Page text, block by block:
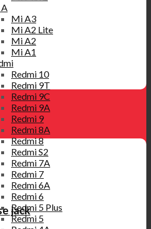
Mi A3
Mi A2 Lite
Mi A2
Mi A1
Redmi 10
Redmi 9T
Redmi 9C
Redmi 9A
Redmi 9
Redmi 8A
Redmi 8
Redmi S2
Redmi 7A
Redmi 7
Redmi 6A
Redmi 6
Redmi 5 Plus
Redmi 5
jack